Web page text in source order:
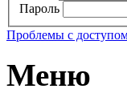
Пароль
Проблемы с
Меню